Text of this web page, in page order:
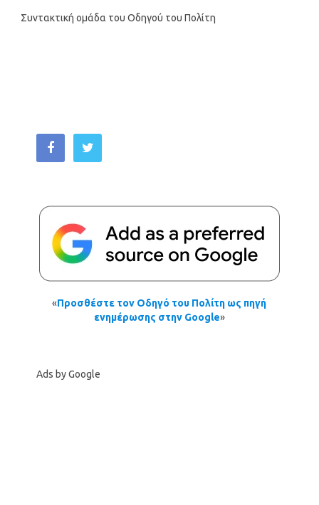
Συντακτική ομάδα του Οδηγού του Πολίτη
«Προσθέστε τον Οδηγό του Πολίτη ως πηγή
ενημέρωσης στην Google»
Ads by Google